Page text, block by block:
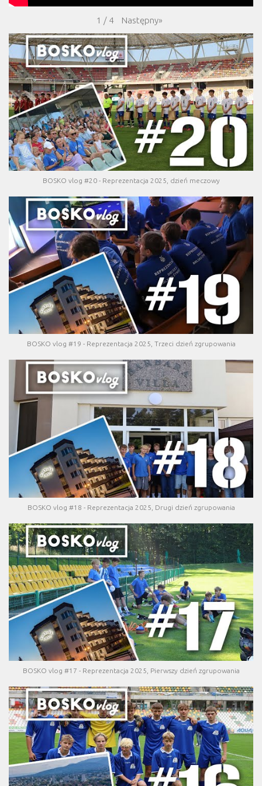
1 / 4 Następny»
BOSKO vlog #20 - Reprezentacja 2025, dzień meczowy
BOSKO vlog #19 - Reprezentacja 2025, Trzeci dzień zgrupowania
BOSKO vlog #18 - Reprezentacja 2025, Drugi dzień zgrupowania
BOSKO vlog #17 - Reprezentacja 2025, Pierwszy dzień zgrupowania